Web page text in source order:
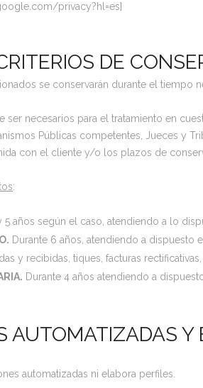
privacy?hl=es]
DE
se conservarán durante el
ser necesarios para el tratamiento en
Públicas competentes, Jueces y
con el cliente y/o los plazos de
:
5 años según el caso, atendiendo a lo
Durante 6 años, atendiendo a
y recibidas, tiques, facturas
Durante 4 años atendiendo a
Y
automatizadas ni elabora perfiles.